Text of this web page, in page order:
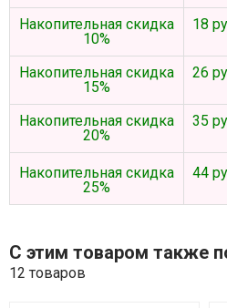
Накопительная скидка
10%
18
Накопительная скидка
15%
26
Накопительная скидка
20%
35
Накопительная скидка
25%
44
С этим товаром также
12 товаров